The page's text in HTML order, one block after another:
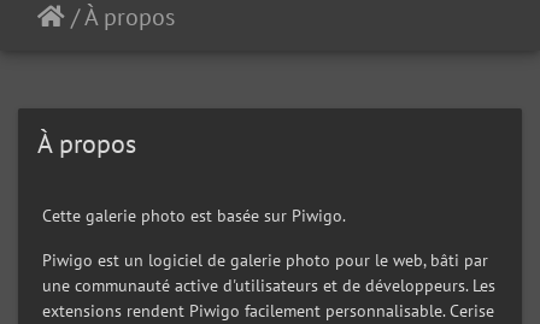
/À propos
À propos
Cette galerie photo est basée sur Piwigo.
Piwigo est un logiciel de galerie photo pour le web, bâti par
une communauté active d'utilisateurs et de développeurs. Les
extensions rendent Piwigo facilement personnalisable. Cerise